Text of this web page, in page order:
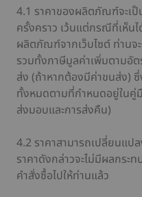
4.1 ราคาของผลิตภัณฑ์จะเ
ครั้งคราว เว้นแต่กรณีที่เห็น
ผลิตภัณฑ์จากเว็บไซต์ ท่านจ
รวมทั้งภาษีมูลค่าเพิ่มตามอัต
ส่ง (ถ้าหากต้องมีค่าขนส่ง) ซึ่
ทั้งหมดตามที่กำหนดอยู่ในคู่มื
ส่งมอบและการส่งคืน)
4.2 ราคาสามารถเปลี่ยนแป
ราคาดังกล่าวจะไม่มีผลกระ
คำสั่งซื้อไปให้ท่านแล้ว